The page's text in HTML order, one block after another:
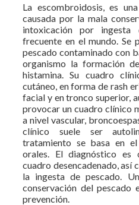
La escombroidosis, es
causada por la mala
intoxicación por ingesta
frecuente en el mundo. Se
pescado contaminado con
organismo la formación
histamina. Su cuadro
cutáneo, en forma de rash
facial y en tronco superior,
provocar un cuadro clínico
a nivel vascular,
clínico suele ser
tratamiento se basa en
orales. El diagnóstico es
cuadro desencadenado, así
la ingesta de pescado.
conservación del pescado
prevención.